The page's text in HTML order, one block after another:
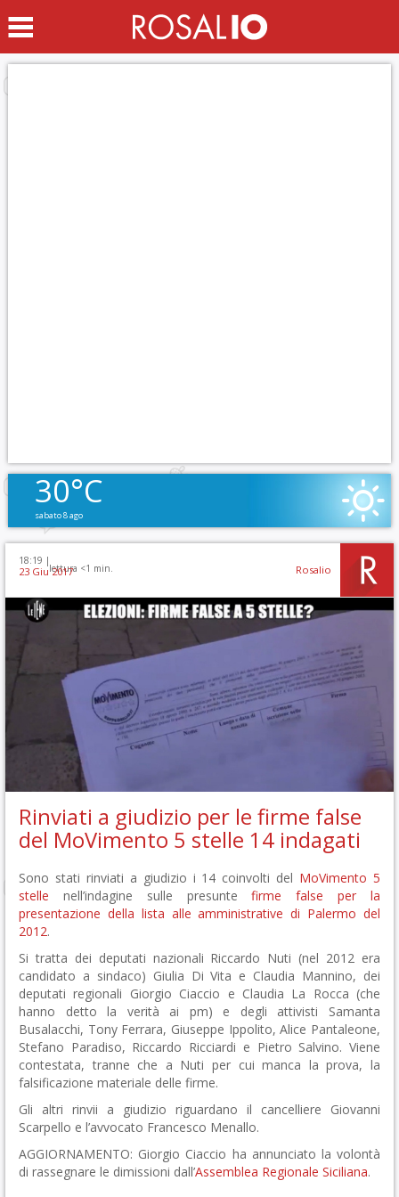
30°C
sabato 8 ago
18:19 |
lettura <1 min.
23 Giu 2017 Rosalio
Rinviati a giudizio per le firme false
del MoVimento 5 stelle 14 indagati
Sono stati rinviati a giudizio i 14 coinvolti del MoVimento 5
stelle nell’indagine sulle presuntefirme false per la
presentazione della lista alle amministrative di Palermo del
2012.
Si tratta dei deputati nazionali Riccardo Nuti (nel 2012 era
candidato a sindaco) Giulia Di Vita e Claudia Mannino, dei
deputati regionali Giorgio Ciaccio e Claudia La Rocca (che
hanno detto la verità ai pm) e degli attivisti Samanta
Busalacchi, Tony Ferrara, Giuseppe Ippolito, Alice Pantaleone,
Stefano Paradiso, Riccardo Ricciardi e Pietro Salvino. Viene
contestata, tranne che a Nuti per cui manca la prova, la
falsificazione materiale delle firme.
Gli altri rinvii a giudizio riguardano il cancelliere Giovanni
Scarpello e l’avvocato Francesco Menallo.
AGGIORNAMENTO: Giorgio Ciaccio ha annunciato la volontà
di rassegnare le dimissioni dall’Assemblea Regionale Siciliana.